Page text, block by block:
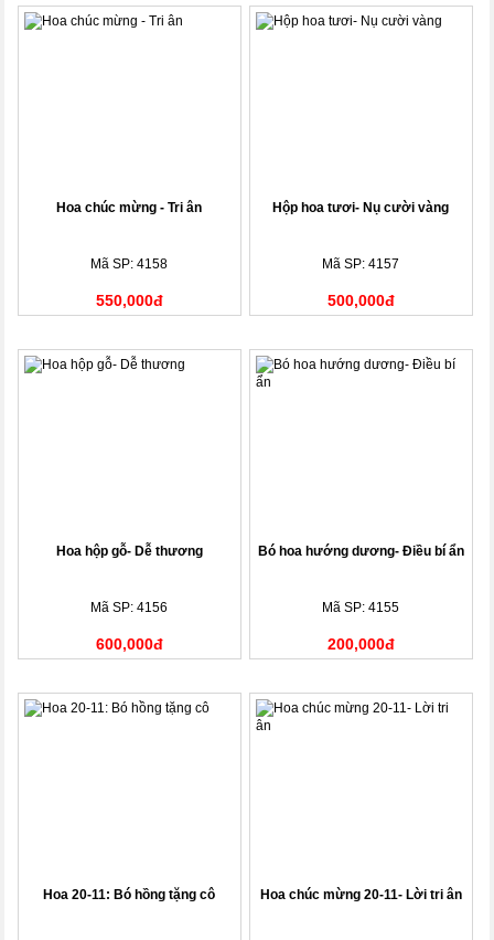
Hoa chúc mừng - Tri ân
Mã SP: 4158
550,000đ
Hộp hoa tươi- Nụ cười vàng
Mã SP: 4157
500,000đ
Hoa hộp gỗ- Dễ thương
Mã SP: 4156
600,000đ
Bó hoa hướng dương- Điều bí ẩn
Mã SP: 4155
200,000đ
Hoa 20-11: Bó hồng tặng cô Hoa chúc mừng 20-11- Lời tri ân